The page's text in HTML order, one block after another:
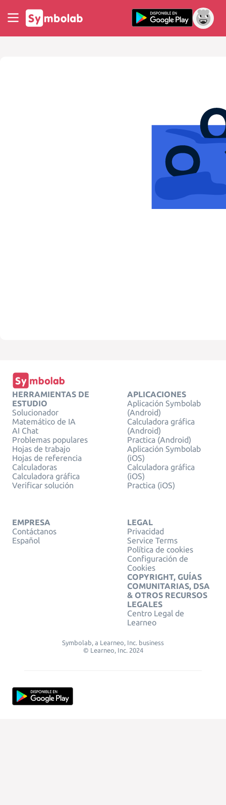
HERRAMIENTAS DE
ESTUDIO
Solucionador
Matemático de IA
AI Chat
Problemas populares
Hojas de trabajo
Hojas de referencia
Calculadoras
Calculadora gráfica
Verificar solución
APLICACIONES
Aplicación Symbolab
(Android)
Calculadora gráfica
(Android)
Practica (Android)
Aplicación Symbolab
(iOS)
Calculadora gráfica
(iOS)
Practica (iOS)
EMPRESA
Contáctanos
Español
LEGAL
Privacidad
Service Terms
Política de cookies
Configuración de
Cookies
COPYRIGHT, GUÍAS
COMUNITARIAS, DSA
& OTROS RECURSOS
LEGALES
Centro Legal de
Learneo
Symbolab, a Learneo, Inc. business
© Learneo, Inc. 2024